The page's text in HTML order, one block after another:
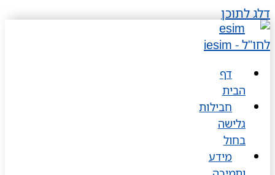
דלג לתוכן
דף
הבית
חבילות
גלישה
בחול
מידע